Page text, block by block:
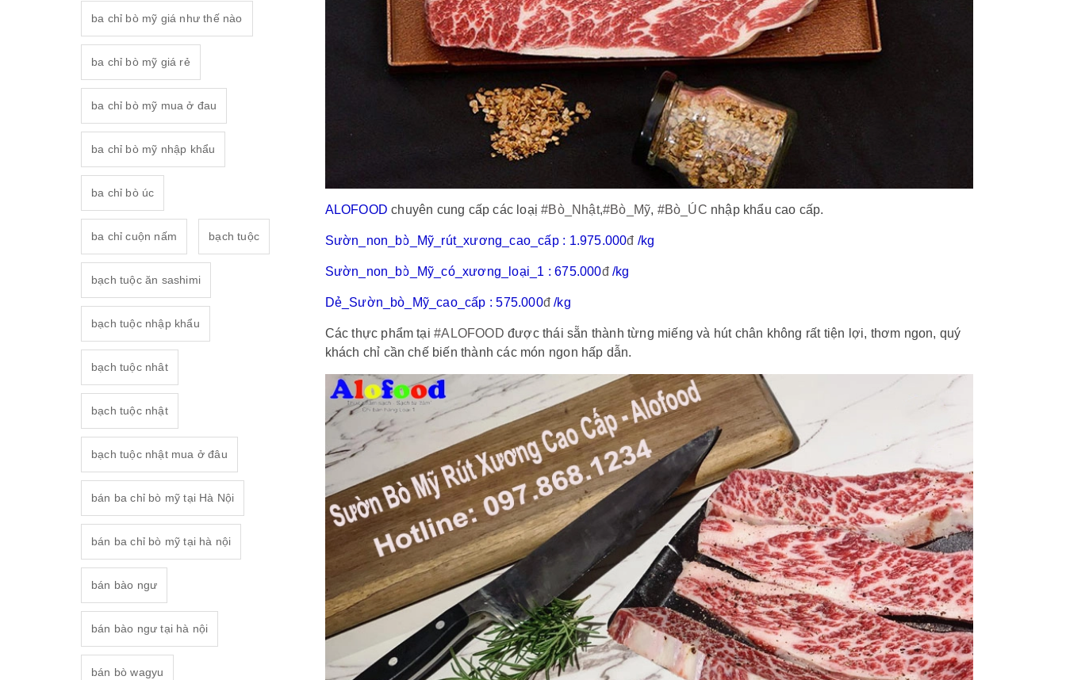
ALOFOOD chuyên cung cấp các loạị#Bò_Nhật,#Bò_Mỹ, #Bò_ÚC nhập khẩu cao cấp.
Sườn_non_bò_Mỹ_rút_xương_cao_cấp: 1.975.000đ /kg
Sườn_non_bò_Mỹ_có_xương_loại_1 :675.000đ/kg
Dẻ_Sườn_bò_Mỹ_cao_cấp :575.000đ/kg
Các thực phẩm tại#ALOFOOD được thái sẵn thành từng miếng và hút chân không rất tiện lợi, thơm ngon, quý
khách chỉ cần chế biến thành các món ngon hấp dẫn.
ba chỉ bò mỹ giá như thế nào
ba chỉ bò mỹ giá rẻ
ba chỉ bò mỹ mua ở đau
ba chỉ bò mỹ nhập khẩu
ba chỉ bò úc
ba chỉ cuộn nấm bạch tuộc
bạch tuộc ăn sashimi
bạch tuộc nhập khẩu
bạch tuộc nhât
bạch tuộc nhật
bạch tuộc nhật mua ở đâu
bán ba chỉ bò mỹ tại Hà Nội
bán ba chỉ bò mỹ tại hà nội
bán bào ngư
bán bào ngư tại hà nội
bán bò wagyu